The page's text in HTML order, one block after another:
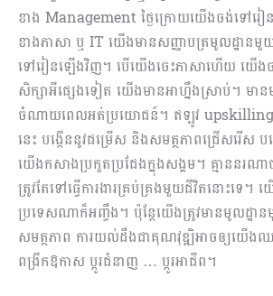
ខាង Management ថ្ងៃក្រោយយើងចង់ទៅរៀន
ខាងភាសា ឬ IT យើងមានសញ្ញាបត្រមូលដ្ឋាន
ទៅរៀនឡើងវិញ។ បើយើងចេះភាសាហើយ យើ
សិក្សាអីផ្សេងទៀត យើងមានអាហ្នឹងស្រាប់។ មា
ចំណាយពេលអត់ប្រយោជន៍។ ឥឡូវ
នេះ បង្កើននូវជម្រើស និងសមត្ថភាពជ្រើសរើស
យើងកសាងប្រកួតប្រជែងក្នុងសង្គម។ គ្មាននរណា
ត្រូវតែទៅធ្វើការងារគ្រប់គ្រងមួយជីវិតនោះទេ។
ប្រទេសណាក៏អញ្ចឹង។ ប៉ុន្តែយើងត្រូវមានមូលដ្ឋា
សមត្ថភាព ការយល់ដឹងជាគុណវុឌ្ឍិអាចឲ្យយើងឈ
ពង្រីកឱកាស ប្ដូរជំនាញ … ប្ដូរអាជីព។